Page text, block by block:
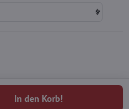
In den Korb!